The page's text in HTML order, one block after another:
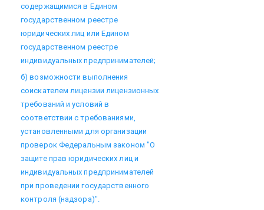
содержащимися в Едином
государственном реестре
юридических лиц или Едином
государственном реестре
индивидуальных предпринимателей;
б) возможности выполнения
соискателем лицензии лицензионных
требований и условий в
соответствии с требованиями,
установленными для организации
проверок Федеральным законом "О
защите прав юридических лиц и
индивидуальных предпринимателей
при проведении государственного
контроля (надзора)".